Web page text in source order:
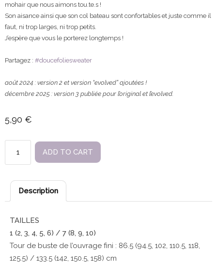
mohair que nous aimons tou.te.s !
Son aisance ainsi que son col bateau sont confortables et juste comme il
faut, ni trop larges, ni trop petits.
J’espère que vous le porterez longtemps !
Partagez : #doucefoliesweater
août 2024 : version 2 et version “evolved” ajoutées !
décembre 2025 : version 3 publiée pour l’original et l’evolved.
5,90 €
français
quantity
ADD TO CART
Description
TAILLES
1 (2, 3, 4, 5, 6) / 7 (8, 9, 10)
Tour de buste de l’ouvrage fini : 86.5 (94.5, 102, 110.5, 118,
125.5) / 133.5 (142, 150.5, 158) cm